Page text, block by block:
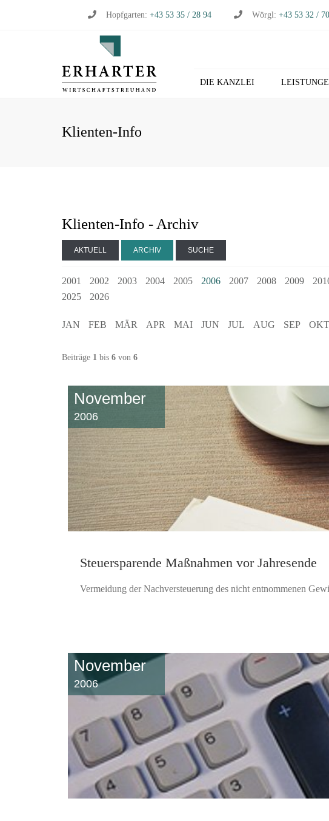
Hopfgarten: +43 53 35 / 28 94 Wörgl: +43 53 32 /
DIE KANZLEI
Klienten-Info
Klienten-Info - Archiv
AKTUELL ARCHIV SUCHE
2001 2002 2003 2004 2005 2006 2007 2008 2009
2025
2026
JAN FEB MÄR APR MAI JUN JUL AUG SEP OKT
Beiträge 1 bis 6 von 6
November
2006
Steuersparende Maßnahmen vor Jahresende
Vermeidung der Nachversteuerung des nicht entnommenen
November
2006